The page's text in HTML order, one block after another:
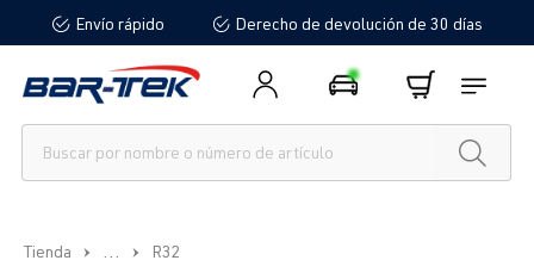
principalEnvío rápido Derecho de devolución de 30 días
Tienda ... R32